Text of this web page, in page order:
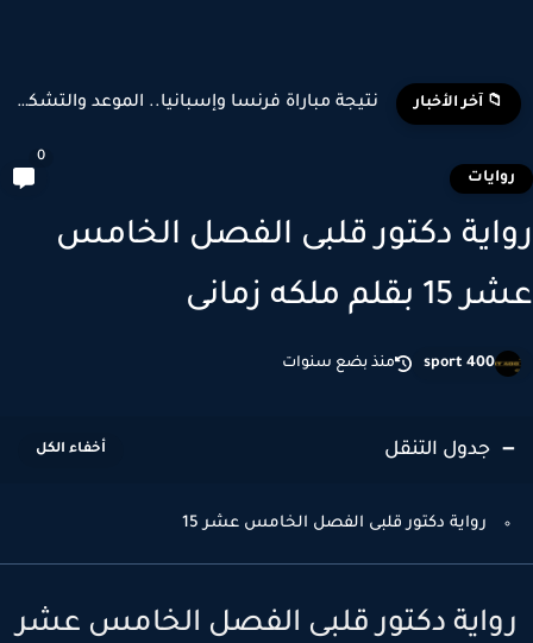
📁 آخر الأخبار نتيجة مباراة فرنسا وإسبانيا.. الموعد والتشكيل المتوقع وأبرز اللاعبين...
دكتور قلبى الفصل الخامس
ملكه زمانى
sport 400 منذ بضع سنوات
جدول التنقل
رواية دكتور قلبى الفصل الخامس عشر 15
دكتور قلبى الفصل الخامس عشر